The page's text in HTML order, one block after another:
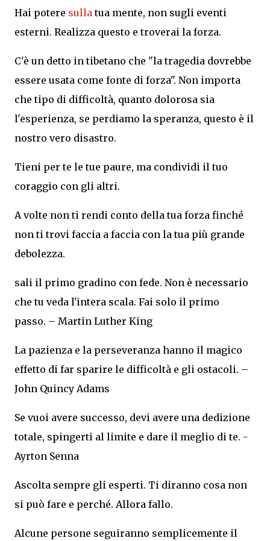
Hai potere sullatua mente, non sugli eventi
esterni. Realizza questo e troverai la forza.
C'è un detto in tibetano che "la tragedia dovrebbe
essere usata come fonte di forza". Non importa
che tipo di difficoltà, quanto dolorosa sia
l'esperienza, se perdiamo la speranza, questo è il
nostro vero disastro.
Tieni per te le tue paure, ma condividi il tuo
coraggio con gli altri.
A volte non ti rendi conto della tua forza finché
non ti trovi faccia a faccia con la tua più grande
debolezza.
sali il primo gradino con fede. Non è necessario
che tu veda l'intera scala. Fai solo il primo
passo. – Martin Luther King
La pazienza e la perseveranza hanno il magico
effetto di far sparire le difficoltà e gli ostacoli. –
John Quincy Adams
Se vuoi avere successo, devi avere una dedizione
totale, spingerti al limite e dare il meglio di te. -
Ayrton Senna
Ascolta sempre gli esperti. Ti diranno cosa non
si può fare e perché. Allora fallo.
Alcune persone seguiranno semplicemente il